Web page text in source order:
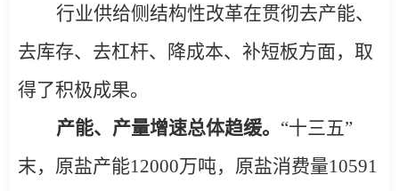
行业供给侧结构性改革在贯彻去产能、
去库存、去杠杆、降成本、补短板方面，取
得了积极成果。
产能、产量增速总体趋缓。 “十三五”
末，原盐产能12000万吨，原盐消费量10591